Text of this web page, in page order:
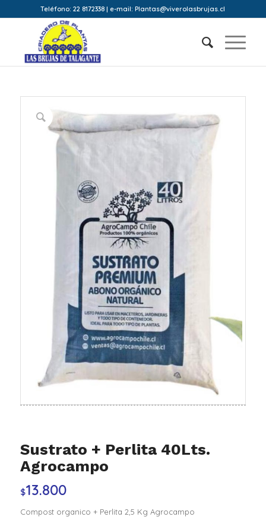
Teléfono: 22 8172338 | e-mail: Plantas@viverolasbrujas.cl
Sustrato + Perlita 40Lts.
Agrocampo
$13.800
Compost organico + Perlita 2,5 Kg Agrocampo